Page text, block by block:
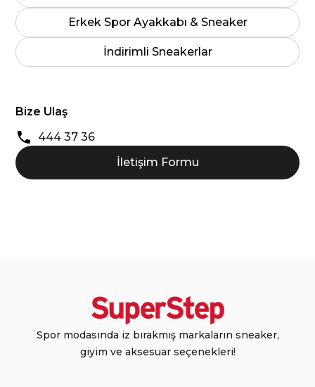
Erkek Spor Ayakkabı & Sneaker
İndirimli Sneakerlar
Bize Ulaş
444 37 36
İletişim Formu
Spor modasında iz bırakmış markaların sneaker,
giyim ve aksesuar seçenekleri!